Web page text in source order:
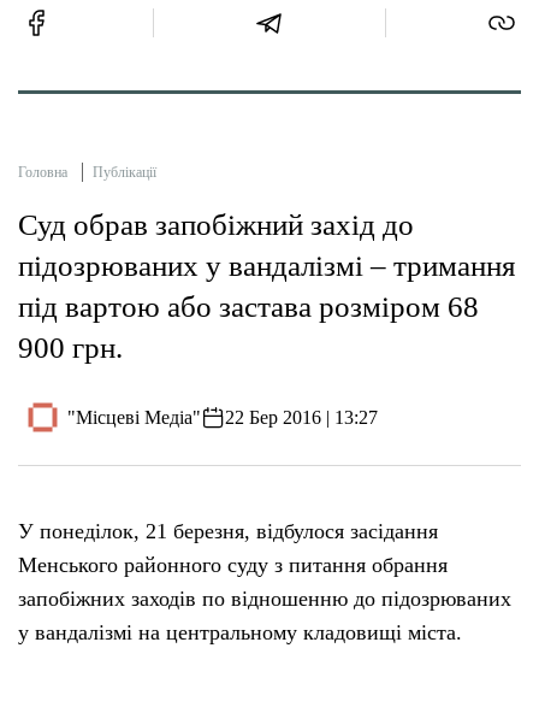
Головна Публікації
Суд обрав запобіжний захід до
підозрюваних у вандалізмі – тримання
під вартою або застава розміром 68
900 грн.
"Місцеві Медіа" 22 Бер 2016 | 13:27
У понеділок, 21 березня, відбулося засідання
Менського районного суду з питання обрання
запобіжних заходів по відношенню до підозрюваних
у вандалізмі на центральному кладовищі міста.